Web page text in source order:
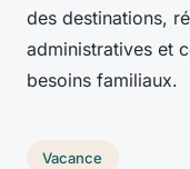
des destinations,
administratives et
besoins familiaux.
Vacance